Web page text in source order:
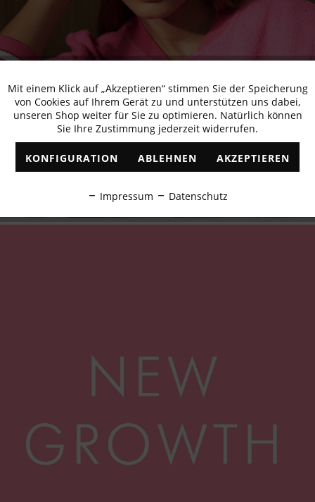
Funktionale Aktiv
Marketing Inaktiv
Tracking Inaktiv
Personalisierung Inaktiv
Mit einem Klick auf „Akzeptieren“ stimmen Sie der Speicherung
von Cookies auf Ihrem Gerät zu und unterstützen uns dabei,
unseren Shop weiter für Sie zu optimieren. Natürlich können
Sie Ihre Zustimmung jederzeit widerrufen.
KONFIGURATION ABLEHNEN AKZEPTIEREN
Impressum Datenschutz